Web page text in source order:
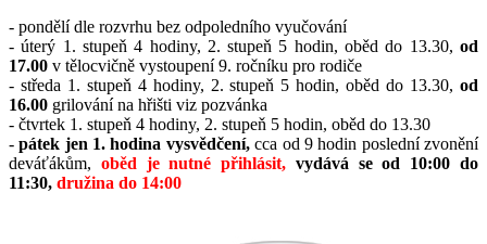
- pondělí dle rozvrhu bez odpoledního vyučování
- úterý 1. stupeň 4 hodiny, 2. stupeň 5 hodin, oběd do 13.30, od
17.00 v tělocvičně vystoupení 9. ročníku pro rodiče
- středa 1. stupeň 4 hodiny, 2. stupeň 5 hodin, oběd do 13.30, od
16.00 grilování na hřišti viz pozvánka
- čtvrtek 1. stupeň 4 hodiny, 2. stupeň 5 hodin, oběd do 13.30
-pátek jen 1. hodina vysvědčení,cca od 9 hodin poslední zvonění
deváťákům, oběd je nutné přihlásit, vydává se od 10:00 do
11:30, družina do 14:00